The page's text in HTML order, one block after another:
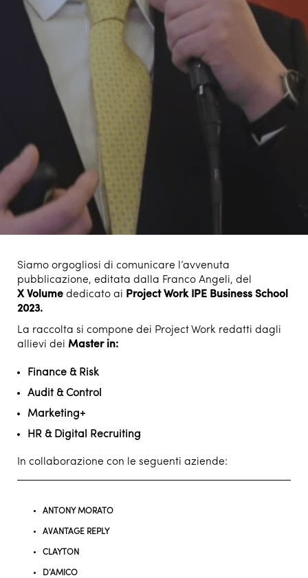
Siamo orgogliosi di comunicare l’avvenuta
pubblicazione, editata dalla Franco Angeli, del
X Volume dedicato ai Project Work IPE Business School
2023.
La raccolta si compone dei Project Work redatti dagli
allievi dei Master in:
Finance & Risk
Audit & Control
Marketing+
HR & Digital Recruiting
In collaborazione con le seguenti aziende:
ANTONY MORATO
AVANTAGE REPLY
CLAYTON
D’AMICO